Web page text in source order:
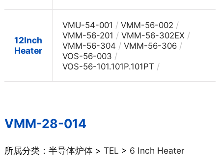
12Inch
Heater
VMU-54-001 / VMM-56-002 /
VMM-56-201 / VMM-56-302EX /
VMM-56-304 / VMM-56-306 /
VOS-56-003 /
VOS-56-101.101P.101PT /
VMM-28-014
所属分类： 半导体炉体> TEL > 6 Inch Heater